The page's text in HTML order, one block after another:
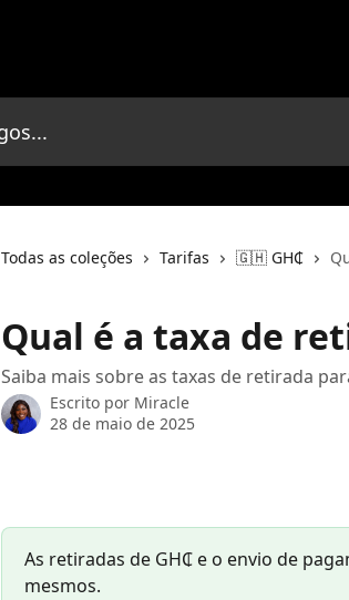
Todas as coleções Tarifas 🇬🇭 GH₵
Qual é a taxa de
Saiba mais sobre as taxas de retirada
Escrito por Miracle
28 de maio de 2025
As retiradas de GH₵ e o envio de
mesmos.